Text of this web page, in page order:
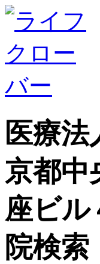
医療
京都
座ビル
院検索